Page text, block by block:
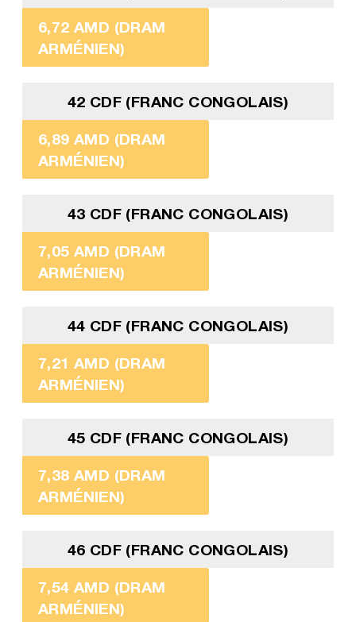
6,72 AMD (DRAM
ARMÉNIEN)
42 CDF (FRANC CONGOLAIS)
6,89 AMD (DRAM
ARMÉNIEN)
43 CDF (FRANC CONGOLAIS)
7,05 AMD (DRAM
ARMÉNIEN)
44 CDF (FRANC CONGOLAIS)
7,21 AMD (DRAM
ARMÉNIEN)
45 CDF (FRANC CONGOLAIS)
7,38 AMD (DRAM
ARMÉNIEN)
46 CDF (FRANC CONGOLAIS)
7,54 AMD (DRAM
ARMÉNIEN)